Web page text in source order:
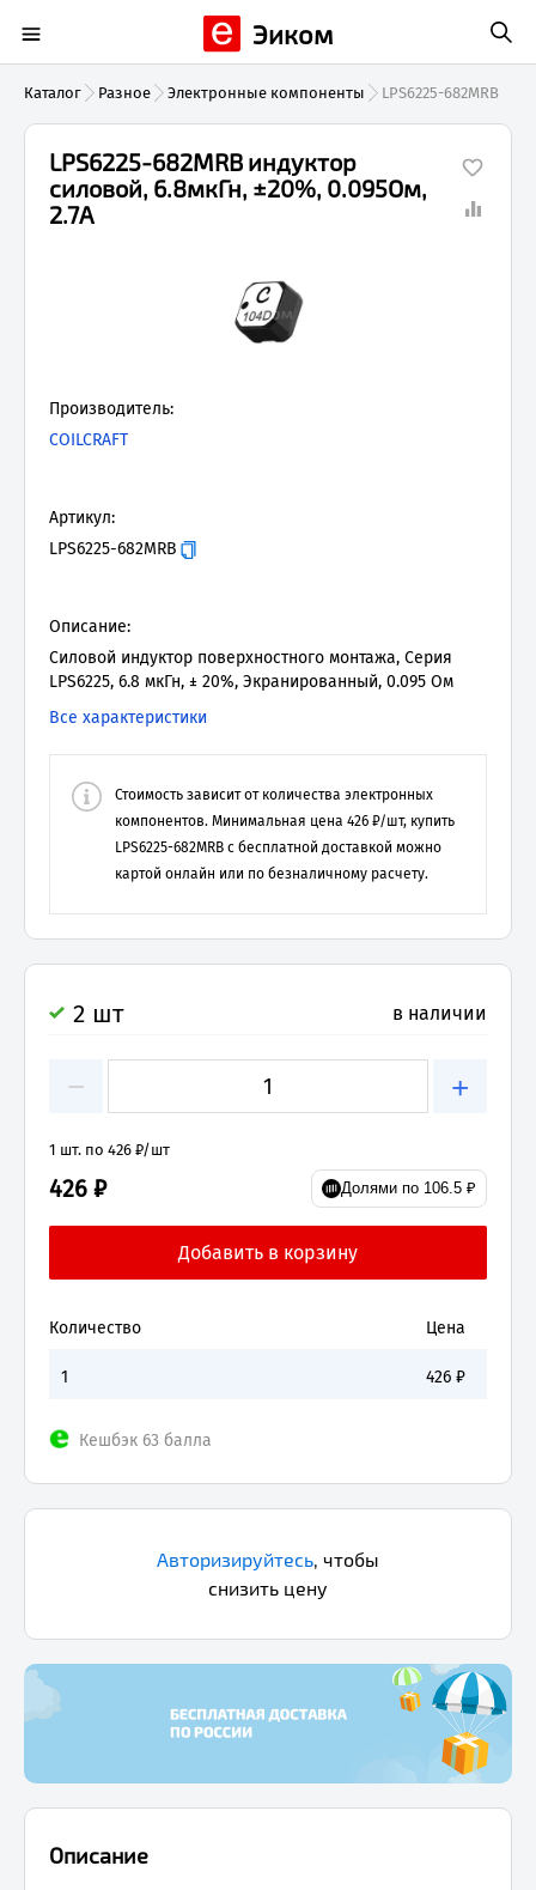
Эиком
Каталог Разное Электронные компоненты LPS6225-682MRB
LPS6225-682MRB индуктор
силовой, 6.8мкГн, ±20%, 0.095Ом,
2.7А
Производитель:
COILCRAFT
Артикул:
LPS6225-682MRB
Описание:
Силовой индуктор поверхностного монтажа, Серия
LPS6225, 6.8 мкГн, ± 20%, Экранированный, 0.095 Ом
Все характеристики
Стоимость зависит от количества электронных
компонентов. Минимальная цена 426 ₽/шт, купить
LPS6225-682MRB с бесплатной доставкой можно
картой онлайн или по безналичному расчету.
2 шт в наличии
− +
1 шт. по 426 ₽/шт
426 ₽ Долями по 106.5 ₽
Количество Цена
1 426 ₽
Кешбэк 63 балла
Авторизируйтесь, чтобы
снизить цену
Описание